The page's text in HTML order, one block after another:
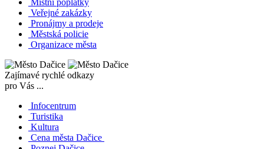
Místní poplatky
Veřejné zakázky
Pronájmy a prodeje
Městská policie
Organizace města
Zajímavé rychlé odkazy
pro Vás ...
Infocentrum
Turistika
Kultura
Cena města Dačice